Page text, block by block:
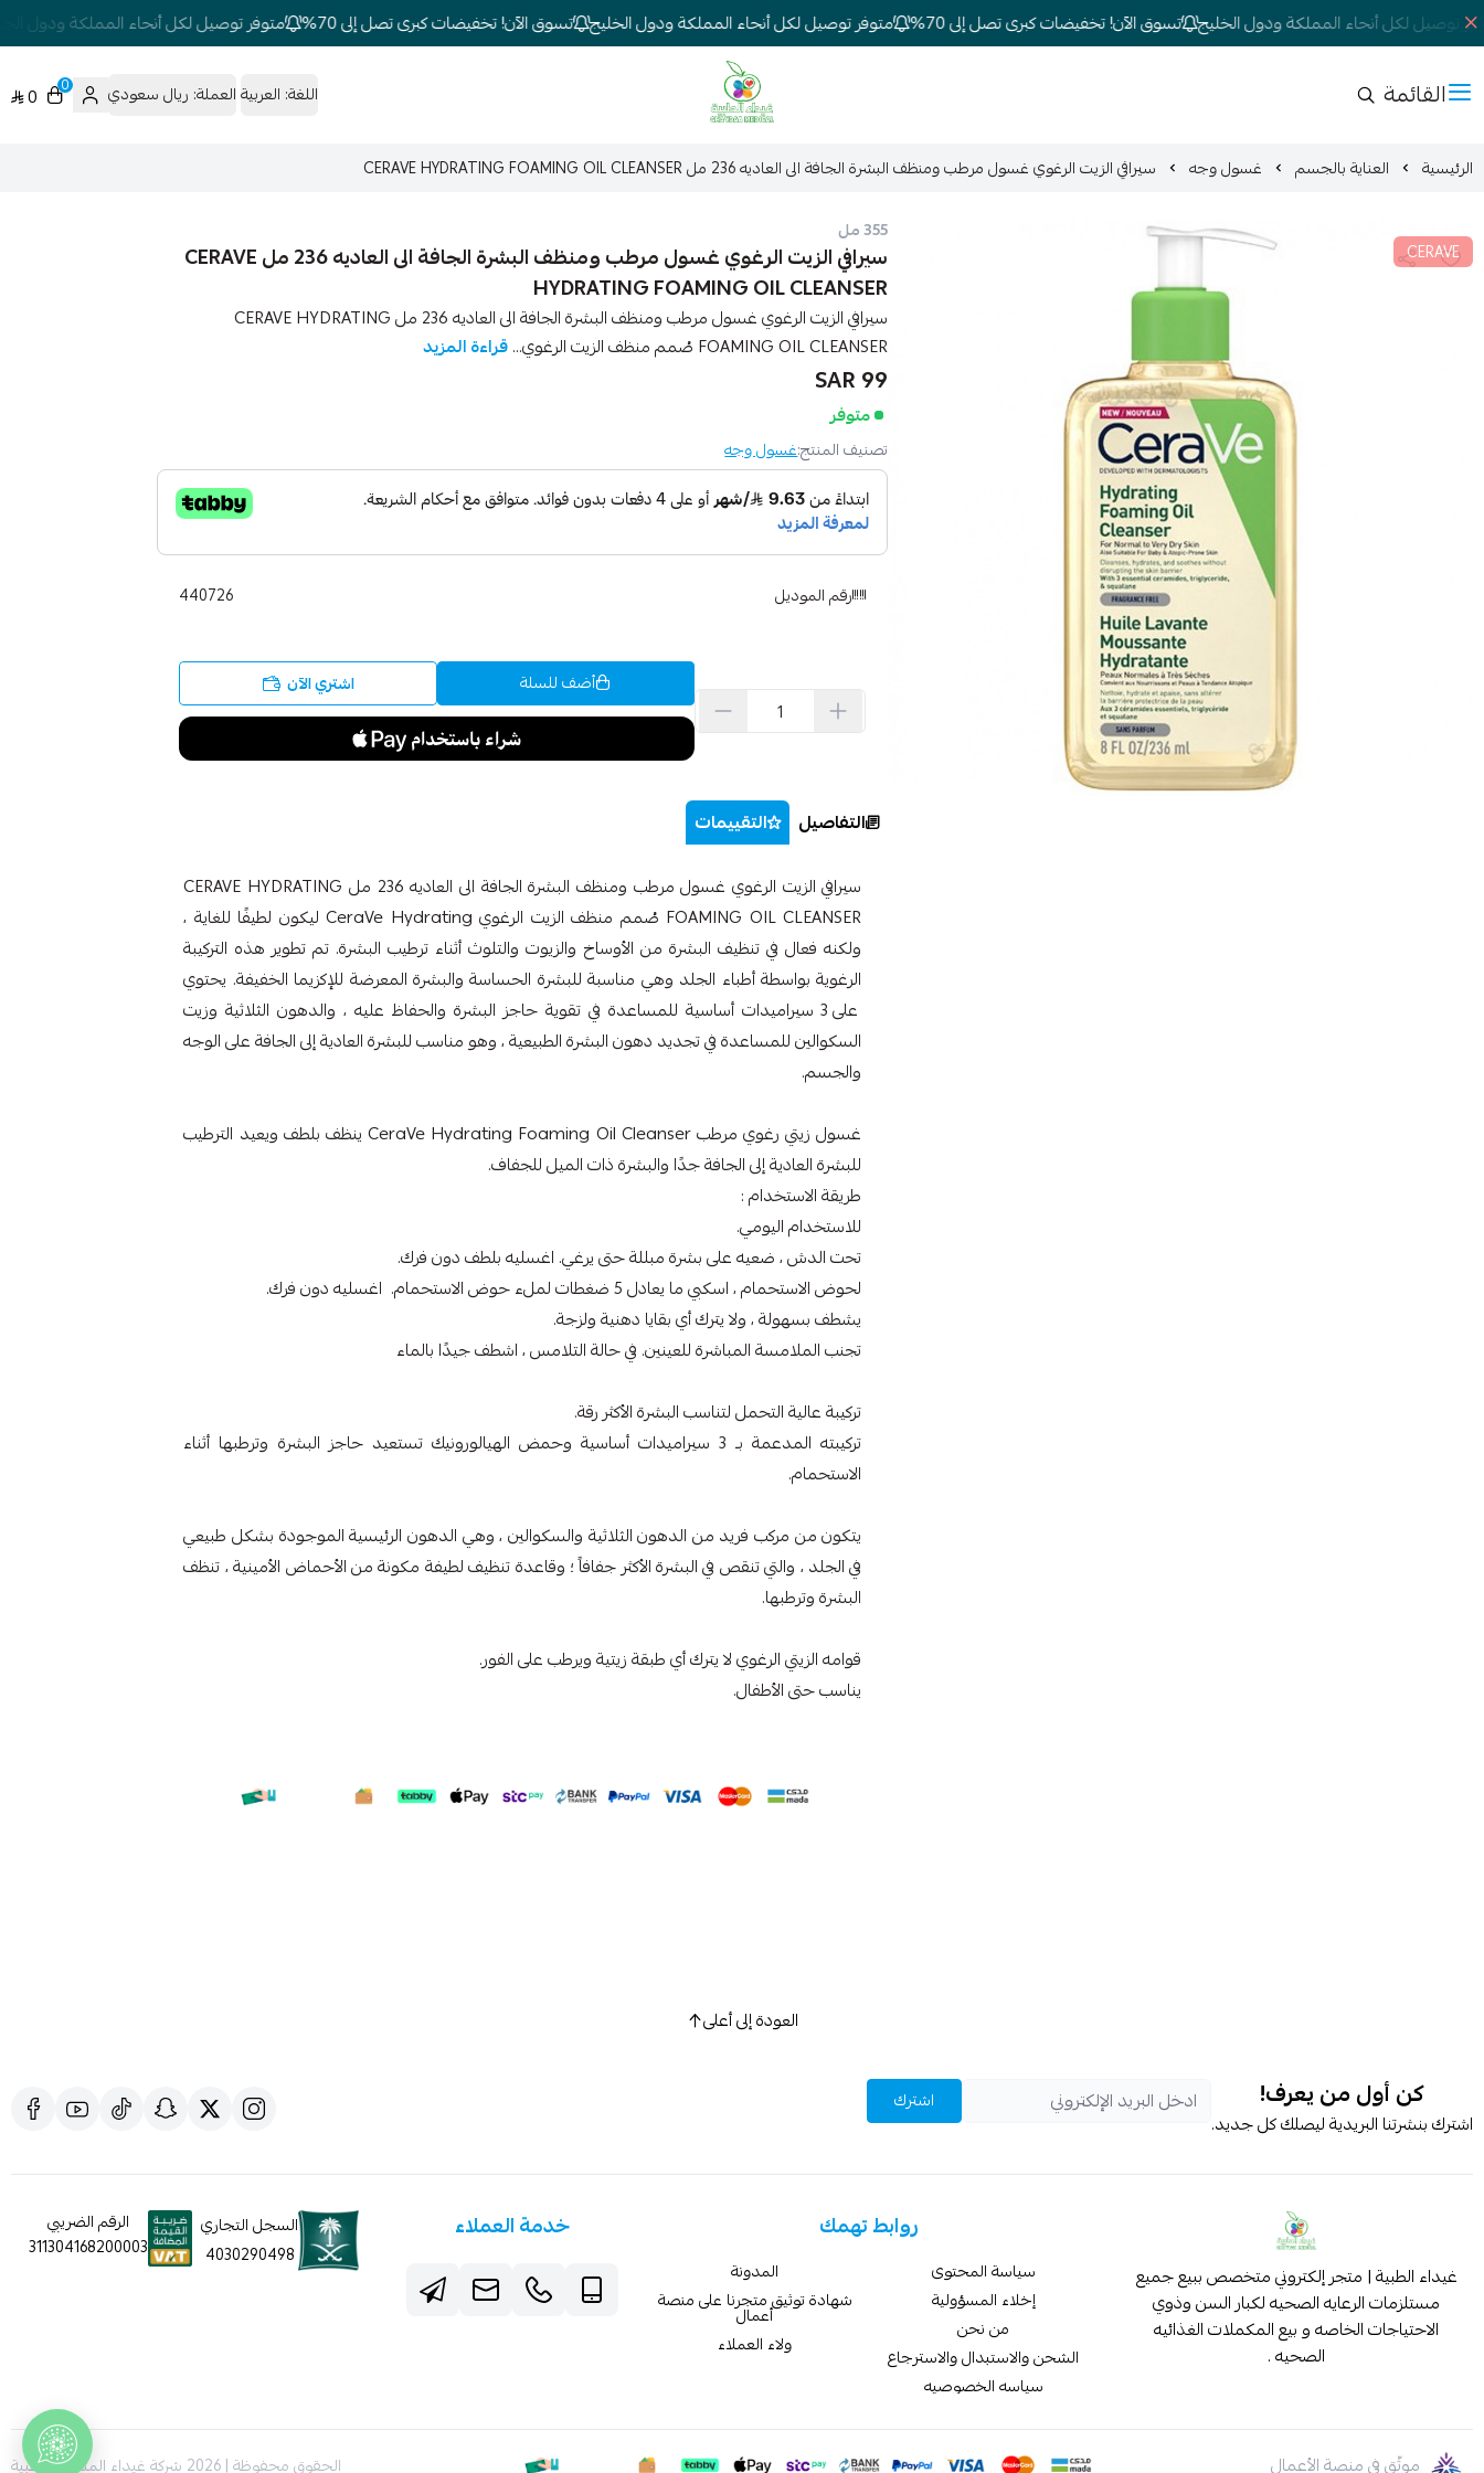
توصيل لكل أنحاء المملكة ودول الخليج تسوق الآن! تخفيضات كبرى تصل إلى 70% متوفر توصيل لكل أنحاء المملكة ودول الخليج تسوق الآن! تخفيضات كبرى تصل إلى 70% متوفر توصيل لكل أنحاء المملكة ودول
القائمة شركة غيداء المتطورة الطبية اللغة: العربيةالعملة: ريال سعودي 0
0
الرئيسية العناية بالجسم غسول وجه سيرافي الزيت الرغوي غسول مرطب ومنظف البشرة الجافة الى العاديه 236 مل CERAVE HYDRATING FOAMING OIL CLEANSER
CERAVE
355 مل
سيرافي الزيت الرغوي غسول مرطب ومنظف البشرة الجافة الى العاديه 236 مل CERAVE
HYDRATING FOAMING OIL CLEANSER
سيرافي الزيت الرغوي غسول مرطب ومنظف البشرة الجافة الى العاديه 236 مل CERAVE HYDRATING
FOAMING OIL CLEANSER صُمم منظف الزيت الرغوي...
قراءة المزيد
99 SAR
متوفر
تصنيف المنتج:غسول وجه
رقم الموديل 440726
أضف للسلة اشتري الآن
التفاصيل التقييمات
سيرافي الزيت الرغوي غسول مرطب ومنظف البشرة الجافة الى العاديه 236 مل CERAVE HYDRATING
FOAMING OIL CLEANSER صُمم منظف الزيت الرغوي CeraVe Hydrating ليكون لطيفًا للغاية ،
ولكنه فعال في تنظيف البشرة من الأوساخ والزيوت والتلوث أثناء ترطيب البشرة. تم تطوير هذه التركيبة
الرغوية بواسطة أطباء الجلد وهي مناسبة للبشرة الحساسة والبشرة المعرضة للإكزيما الخفيفة. يحتوي
على 3 سيراميدات أساسية للمساعدة في تقوية حاجز البشرة والحفاظ عليه ، والدهون الثلاثية وزيت
السكوالين للمساعدة في تجديد دهون البشرة الطبيعية ، وهو مناسب للبشرة العادية إلى الجافة على الوجه
والجسم.
غسول زيتي رغوي مرطب CeraVe Hydrating Foaming Oil Cleanser ينظف بلطف ويعيد الترطيب
للبشرة العادية إلى الجافة جدًا والبشرة ذات الميل للجفاف.
طريقة الاستخدام :
للاستخدام اليومي.
تحت الدش ، ضعيه على بشرة مبللة حتى يرغي. اغسليه بلطف دون فرك.
لحوض الاستحمام ، اسكبي ما يعادل 5 ضغطات لملء حوض الاستحمام. اغسليه دون فرك.
يشطف بسهولة ، ولا يترك أي بقايا دهنية ولزجة.
تجنب الملامسة المباشرة للعينين. في حالة التلامس ، اشطف جيدًا بالماء
تركيبة عالية التحمل لتناسب البشرة الأكثر رقة.
تركيبته المدعمة بـ 3 سيراميدات أساسية وحمض الهيالورونيك تستعيد حاجز البشرة وترطبها أثناء
الاستحمام.
يتكون من مركب فريد من الدهون الثلاثية والسكوالين ، وهي الدهون الرئيسية الموجودة بشكل طبيعي
في الجلد ، والتي تنقص في البشرة الأكثر جفافاً ؛ وقاعدة تنظيف لطيفة مكونة من الأحماض الأمينية ، تنظف
البشرة وترطبها.
قوامه الزيتي الرغوي لا يترك أي طبقة زيتية ويرطب على الفور.
يناسب حتى الأطفال.
العودة إلى أعلى
كن أول من يعرف!
اشترك بنشرتنا البريدية ليصلك كل جديد.
اشترك
غيداء الطبية | متجر إلكتروني متخصص ببيع جميع
مستلزمات الرعايه الصحيه لكبار السن وذوي
الاحتياجات الخاصه و بيع المكملات الغذائيه
الصحيه .
روابط تهمك
سياسة المحتوى
إخلاء المسؤولية
من نحن
الشحن والاستبدال والاسترجاع
سياسه الخصوصيه
المدونة
شهادة توثيق متجرنا على منصة
أعمال
ولاء العملاء
خدمة العملاء
السجل التجاري
4030290498
الرقم الضريبي
311304168200003
موثّق في منصة الأعمال الحقوق محفوظة | 2026 شركة غيداء المتطورة الطبية